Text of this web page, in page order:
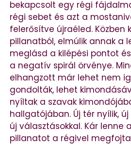
bekapcsolt egy régi
régi sebet és azt a
felerősítve újraéled. Közben
pillanatból, elmúlik annak a
meglásd a kilépési pontot
a negatív spirál örvénye.
elhangzott már lehet nem
gondolták, lehet
nyíltak a szavak
hallgatójában. Új tér nyílik,
új választásokkal. Kár lenne
pillanatot a régivel